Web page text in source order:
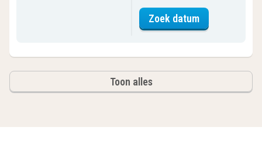
Zoek datumvoor Deluxe
Toon alles